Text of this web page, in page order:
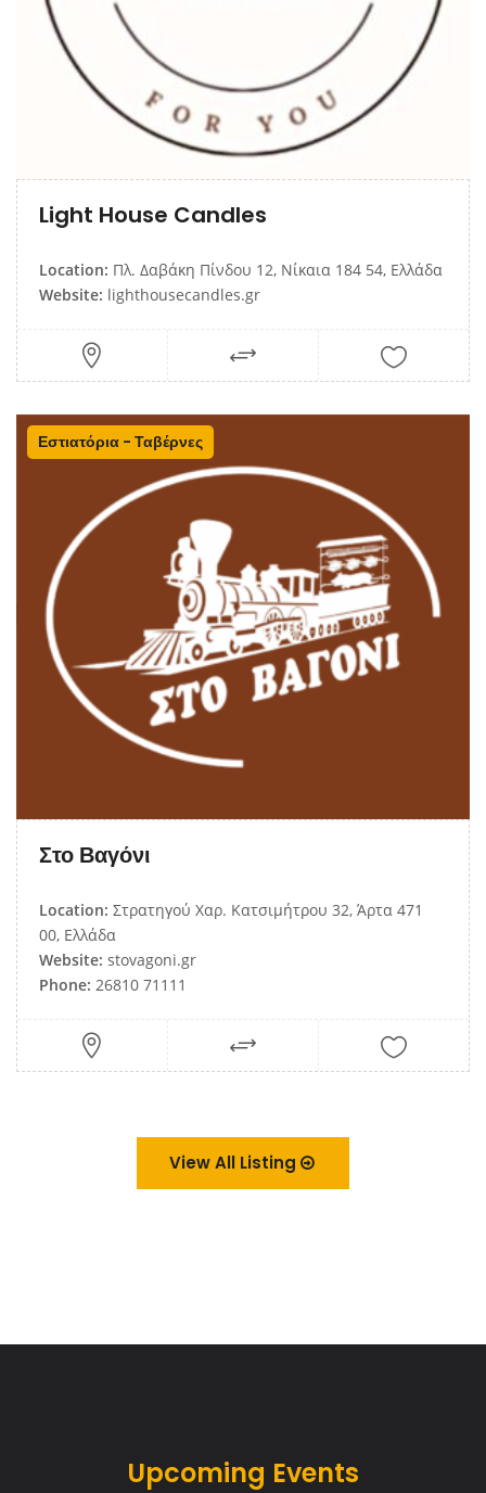
Light House Candles
Location: Πλ. Δαβάκη Πίνδου 12, Νίκαια 184 54, Ελλάδα
Website: lighthousecandles.gr
Εστιατόρια - Ταβέρνες
Στο Βαγόνι
Location: Στρατηγού Χαρ. Κατσιμήτρου 32, Άρτα 471
00, Ελλάδα
Website: stovagoni.gr
Phone: 26810 71111
View All Listing
Upcoming Events